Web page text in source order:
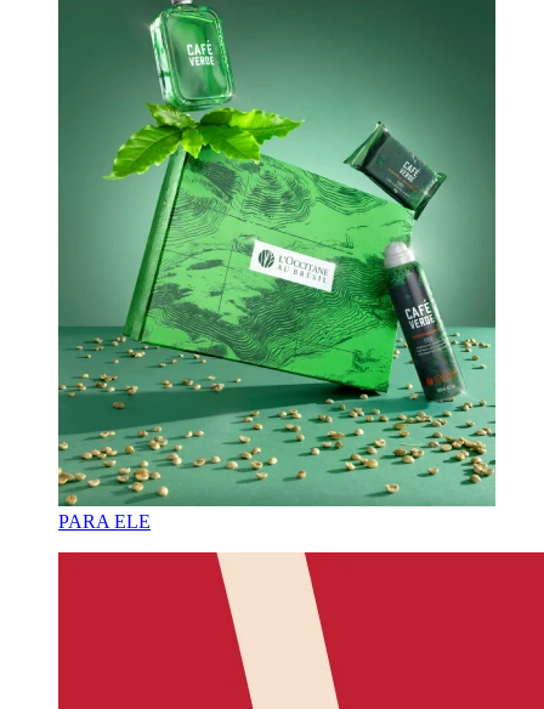
PARA ELE